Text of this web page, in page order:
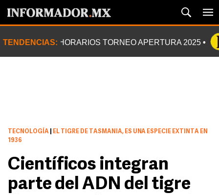
TENDENCIAS: HORARIOS TORNEO APERTURA 2025
TECNOLOGÍA
EL TIGRE DE TASMANIA, ES UNA ESPECIE EXTINTA EN
1936
Científicos integran
parte del ADN del tigre